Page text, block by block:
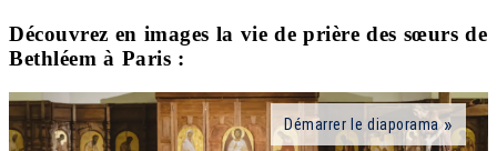
Découvrez en images la vie de prière des sœurs de
Bethléem à Paris :
Démarrer le diaporama